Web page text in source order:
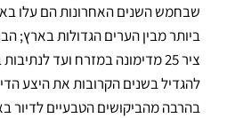
שבחמש השנים האחרונות הם עלו
ביותר מבין הערים הגדולות בארץ;
ציר 25 מדימונה במזרח ועד
להגדיל בשנים הקרובות את היצע
בהרבה מהביקושים הטבעיים לדיור